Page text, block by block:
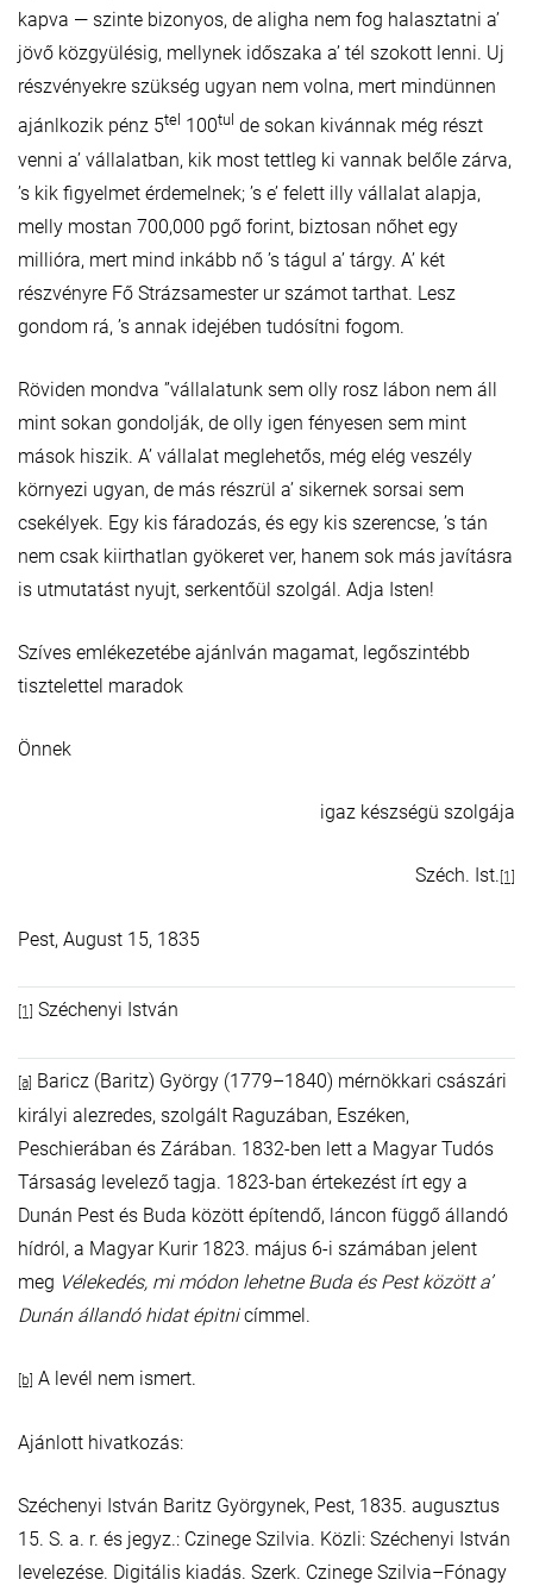
kapva — szinte bizonyos, de aligha nem fog halasztatni a’
jövő közgyülésig, mellynek időszaka a’ tél szokott lenni. Uj
részvényekre szükség ugyan nem volna, mert mindünnen
ajánlkozik pénz 5tel 100tul de sokan kivánnak még részt
venni a’ vállalatban, kik most tettleg ki vannak belőle zárva,
’s kik figyelmet érdemelnek; ’s e’ felett illy vállalat alapja,
melly mostan 700,000 pgő forint, biztosan nőhet egy
millióra, mert mind inkább nő ’s tágul a’ tárgy. A’ két
részvényre Fő Strázsamester ur számot tarthat. Lesz
gondom rá, ’s annak idejében tudósítni fogom.
Röviden mondva ”vállalatunk sem olly rosz lábon nem áll
mint sokan gondolják, de olly igen fényesen sem mint
mások hiszik. A’ vállalat meglehetős, még elég veszély
környezi ugyan, de más részrül a’ sikernek sorsai sem
csekélyek. Egy kis fáradozás, és egy kis szerencse, ’s tán
nem csak kiirthatlan gyökeret ver, hanem sok más javításra
is utmutatást nyujt, serkentőül szolgál. Adja Isten!
Szíves emlékezetébe ajánlván magamat, legőszintébb
tisztelettel maradok
Önnek
igaz készségü szolgája
Széch. Ist. [1]
Pest, August 15, 1835
[1] Széchenyi István
[a] Baricz (Baritz) György (1779–1840) mérnökkari császári
királyi alezredes, szolgált Raguzában, Eszéken,
Peschierában és Zárában. 1832-ben lett a Magyar Tudós
Társaság levelező tagja. 1823-ban értekezést írt egy a
Dunán Pest és Buda között építendő, láncon függő állandó
hídról, a Magyar Kurir 1823. május 6-i számában jelent
meg Vélekedés, mi módon lehetne Buda és Pest között a’
Dunán állandó hidat épitnicímmel.
[b] A levél nem ismert.
Ajánlott hivatkozás:
Széchenyi István Baritz Györgynek, Pest, 1835. augusztus
15. S. a. r. és jegyz.: Czinege Szilvia. Közli: Széchenyi István
levelezése. Digitális kiadás. Szerk. Czinege Szilvia–Fónagy